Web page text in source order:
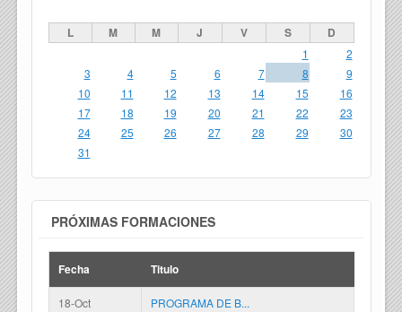
L M M J V S D
1
2
3
4 5 6 7 8
9
10
11 12 13 14 15
16
17
18 19 20 21 22
23
24
25 26 27 28 29
30
31
PRÓXIMAS FORMACIONES
Fecha Titulo
18-Oct PROGRAMA DE B...